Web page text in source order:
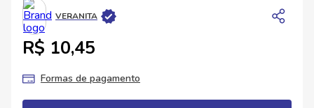
VERANITA
R$ 10,45
Formas de pagamento
4º
carne
5º arroz